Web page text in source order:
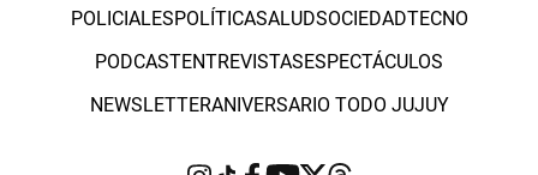
POLICIALESPOLÍTICASALUDSOCIEDADTECNO
PODCASTENTREVISTASESPECTÁCULOS
NEWSLETTERANIVERSARIO TODO JUJUY